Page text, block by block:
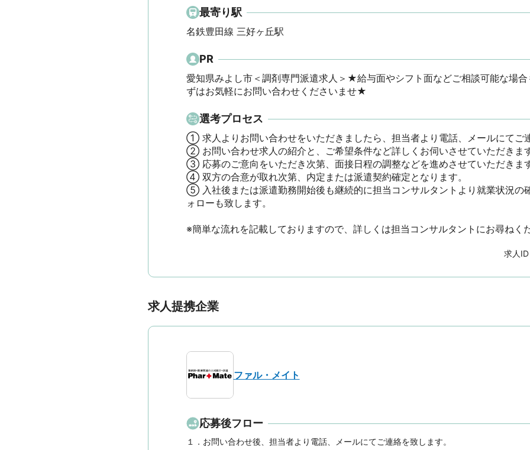
最寄り駅
名鉄豊田線 三好ヶ丘駅
PR
愛知県みよし市＜調剤専門派遣求人＞★給与面やシフト面などご相談可能な場合
ずはお気軽にお問い合わせくださいませ★
選考プロセス
① 求人よりお問い合わせをいただきましたら、担当者より電話、メールにてご
② お問い合わせ求人の紹介と、ご希望条件など詳しくお伺いさせていただきます
③ 応募のご意向をいただき次第、面接日程の調整などを進めさせていただきます
④ 双方の合意が取れ次第、内定または派遣契約確定となります。
⑤ 入社後または派遣勤務開始後も継続的に担当コンサルタントより就業状況の
ォローも致します。
※簡単な流れを記載しておりますので、詳しくは担当コンサルタントにお尋ねく
求人ID
求人提携企業
ファル・メイト
応募後フロー
１．お問い合わせ後、担当者より電話、メールにてご連絡を致します。